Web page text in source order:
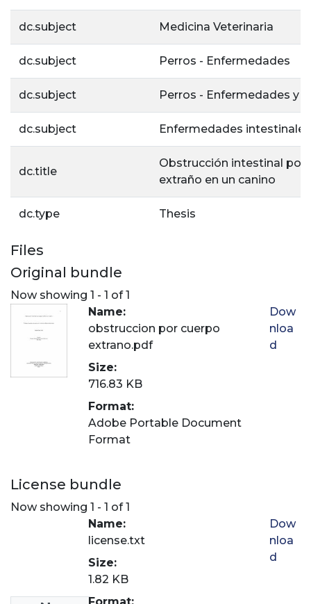
dc.subject Medicina Veterinaria
dc.subject Perros - Enfermedades
dc.subject Perros - Enfermedades y
dc.subject Enfermedades intestinales
dc.title
Obstrucción intestinal por
extraño en un canino
dc.type Thesis
Files
Original bundle
Now showing 1 - 1 of 1
Name:
obstruccion por cuerpo
extrano.pdf
Size:
716.83 KB
Format:
Adobe Portable Document
Format
Dow
nloa
d
License bundle
Now showing 1 - 1 of 1
Name:
license.txt
Size:
1.82 KB
Format:
Dow
nloa
d